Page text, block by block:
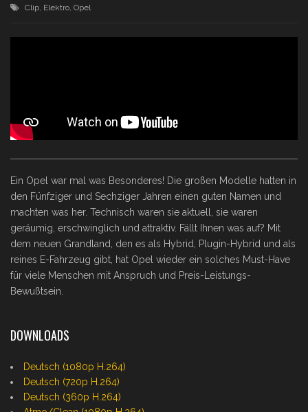
Clip, Elektro, Opel
Ein Opel war mal was Besonderes! Die großen Modelle hatten in
den Fünfziger und Sechziger Jahren einen guten Namen und
machten was her. Technisch waren sie aktuell, sie waren
geräumig, erschwinglich und attraktiv. Fällt Ihnen was auf? Mit
dem neuen Grandland, den es als Hybrid, Plugin-Hybrid und als
reines E-Fahrzeug gibt, hat Opel wieder ein solches Must-Have
für viele Menschen mit Anspruch und Preis-Leistungs-
Bewußtsein.
DOWNLOADS
Deutsch (1080p H.264)
Deutsch (720p H.264)
Deutsch (360p H.264)